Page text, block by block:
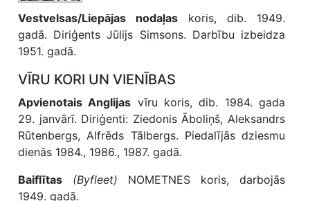
Vestvelsas/Liepājas nodaļas koris, dib. 1949.
gadā. Diriģents Jūlijs Simsons. Darbību izbeidza
1951. gadā.
VĪRU KORI UN VIENĪBAS
Apvienotais Anglijas vīru koris, dib. 1984. gada
29. janvārī. Diriģenti: Ziedonis Āboliņš, Aleksandrs
Rūtenbergs, Alfrēds Tālbergs. Piedalījās dziesmu
dienās 1984., 1986., 1987. gadā.
Baiflītas
(Byfleet) NOMETNES koris, darbojās
1949. gadā.